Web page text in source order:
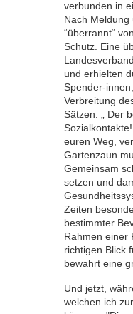
verbunden in
Nach
“überrannt“
Schutz. Eine
und erhielten
Spender-
Verbreitung
Sätzen: „ Der
euren Weg,
Gartenzaun
Gemeinsam
setzen und
Zeiten
bestimmter
Rahmen einer
richtigen Blick
bewahrt eine
Und jetzt,
welchen ich